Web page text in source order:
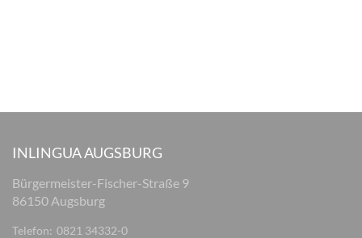
INLINGUA AUGSBURG
Bürgermeister-Fischer-Straße 9
86150 Augsburg
Telefon: 0821 34332-0